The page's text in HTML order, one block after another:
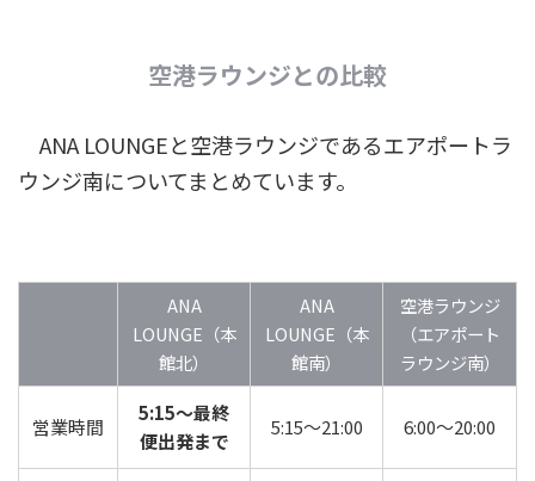
空港ラウンジとの比較
ANA LOUNGEと空港ラウンジであるエアポートラ
ウンジ南についてまとめています。
ANA
LOUNGE（本
館北）
ANA
LOUNGE（本
館南）
空港ラウンジ
（エアポート
ラウンジ南）
営業時間
5:15～最終
便出発まで
5:15～21:00 6:00～20:00